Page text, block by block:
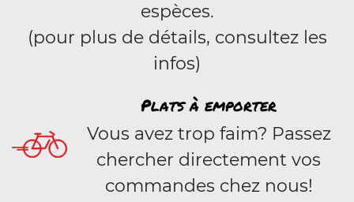
espèces.
(pour plus de détails, consultez les
infos)
Plats à emporter
Vous avez trop faim? Passez
chercher directement vos
commandes chez nous!